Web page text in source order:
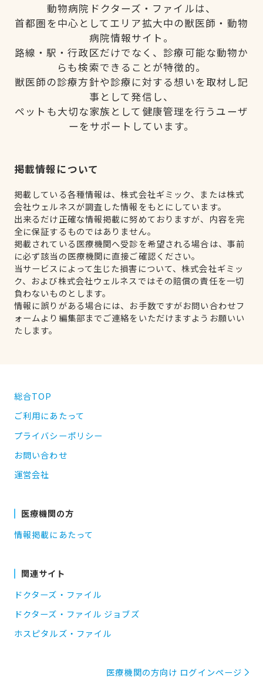
動物病院ドクターズ・ファイルは、
首都圏を中心としてエリア拡大中の獣医師・動物
病院情報サイト。
路線・駅・行政区だけでなく、診療可能な動物か
らも検索できることが特徴的。
獣医師の診療方針や診療に対する想いを取材し記
事として発信し、
ペットも大切な家族として健康管理を行うユーザ
ーをサポートしています。
掲載情報について
掲載している各種情報は、株式会社ギミック、または株式
会社ウェルネスが調査した情報をもとにしています。
出来るだけ正確な情報掲載に努めておりますが、内容を完
全に保証するものではありません。
掲載されている医療機関へ受診を希望される場合は、事前
に必ず該当の医療機関に直接ご確認ください。
当サービスによって生じた損害について、株式会社ギミッ
ク、および株式会社ウェルネスではその賠償の責任を一切
負わないものとします。
情報に誤りがある場合には、お手数ですがお問い合わせフ
ォームより編集部までご連絡をいただけますようお願いい
たします。
総合TOP
ご利用にあたって
プライバシーポリシー
お問い合わせ
運営会社
医療機関の方
情報掲載にあたって
関連サイト
ドクターズ・ファイル
ドクターズ・ファイル ジョブズ
ホスピタルズ・ファイル
医療機関の方向け ログインページ